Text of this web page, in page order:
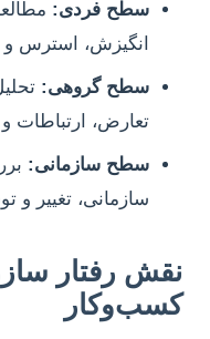
سطح فردی:
انگیزش، استرس و
سطح گروهی:
تعارض، ارتباطات
سطح سازمانی:
سازمانی، تغییر و
نقش رفتار
کسب‌وکار